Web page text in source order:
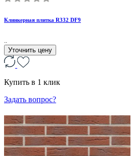
Клинкерная плитка R332 DF9
..
Уточнить цену
Купить в 1 клик
Задать вопрос?